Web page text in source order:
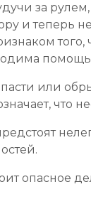
за
и теперь
или
что
опасное